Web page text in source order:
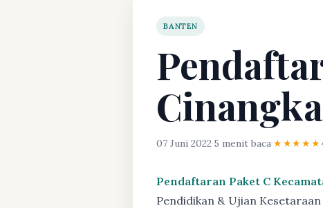
BANTEN
07 Juni 2022·5 menit baca·★★★★★
Pendaftaran Paket C
Pendidikan & Ujian